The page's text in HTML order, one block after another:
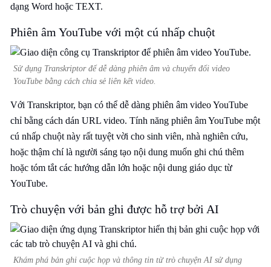
dạng Word hoặc TEXT.
Phiên âm YouTube với một cú nhấp chuột
Sử dụng Transkriptor để dễ dàng phiên âm và chuyển đổi video
YouTube bằng cách chia sẻ liên kết video.
Với Transkriptor, bạn có thể dễ dàng phiên âm video YouTube
chỉ bằng cách dán URL video. Tính năng phiên âm YouTube một
cú nhấp chuột này rất tuyệt vời cho sinh viên, nhà nghiên cứu,
hoặc thậm chí là người sáng tạo nội dung muốn ghi chú thêm
hoặc tóm tắt các hướng dẫn lớn hoặc nội dung giáo dục từ
YouTube.
Trò chuyện với bản ghi được hỗ trợ bởi AI
Khám phá bản ghi cuộc họp và thông tin từ trò chuyện AI sử dụng